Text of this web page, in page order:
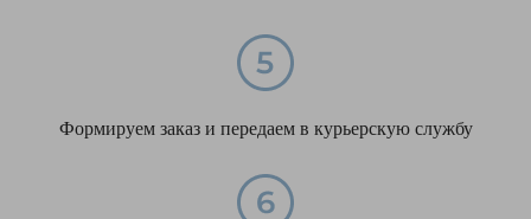
Формируем заказ и передаем в курьерскую службу